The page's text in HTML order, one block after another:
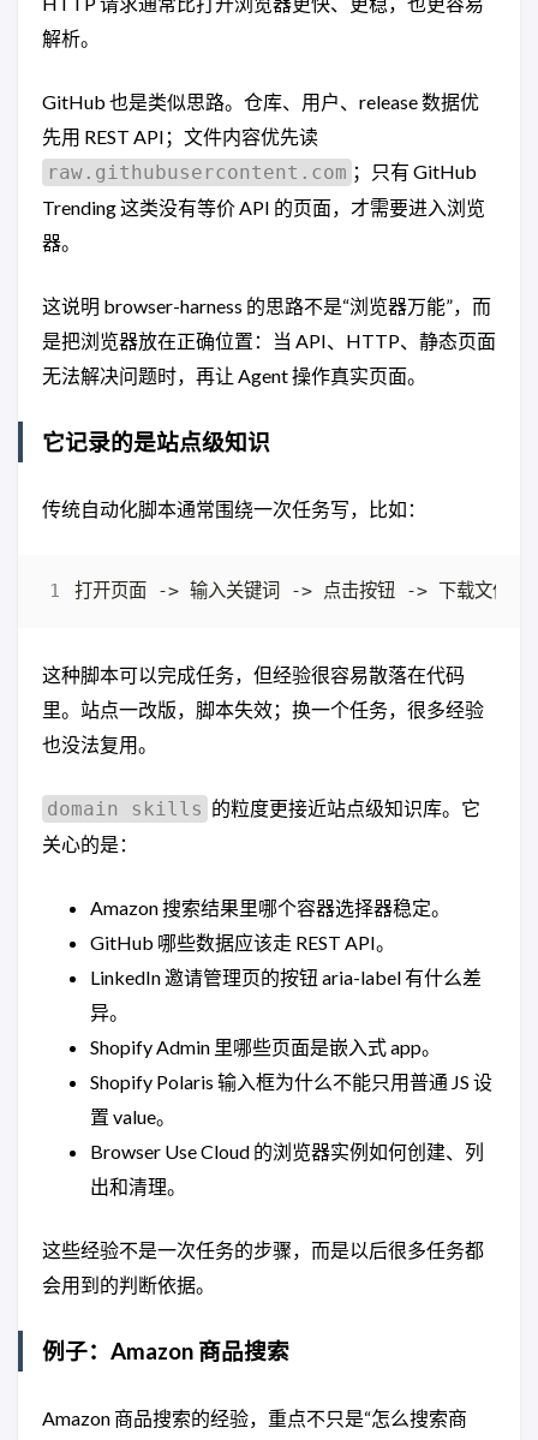
解析。
GitHub 也是类似思路。仓库、用户、release 数据优
先用 REST API；文件内容优先读
raw.githubusercontent.com ；只有 GitHub
Trending 这类没有等价 API 的页面，才需要进入浏览
器。
这说明 browser-harness 的思路不是“浏览器万能”，而
是把浏览器放在正确位置：当 API、HTTP、静态页面
无法解决问题时，再让 Agent 操作真实页面。
它记录的是站点级知识
传统自动化脚本通常围绕一次任务写，比如：
这种脚本可以完成任务，但经验很容易散落在代码
里。站点一改版，脚本失效；换一个任务，很多经验
也没法复用。
domain skills 的粒度更接近站点级知识库。它
关心的是：
Amazon 搜索结果里哪个容器选择器稳定。
GitHub 哪些数据应该走 REST API。
LinkedIn 邀请管理页的按钮 aria-label 有什么差
异。
Shopify Admin 里哪些页面是嵌入式 app。
Shopify Polaris 输入框为什么不能只用普通 JS 设
置 value。
Browser Use Cloud 的浏览器实例如何创建、列
出和清理。
这些经验不是一次任务的步骤，而是以后很多任务都
会用到的判断依据。
例子：Amazon 商品搜索
Amazon 商品搜索的经验，重点不只是“怎么搜索商